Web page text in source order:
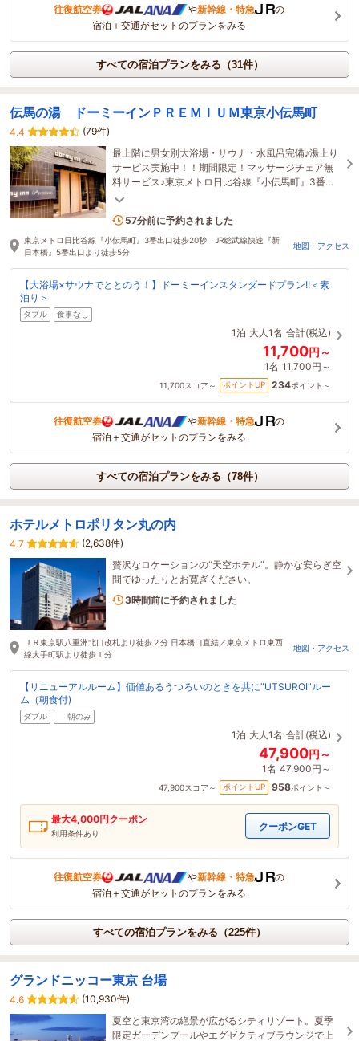
往復航空券 や新幹線・特急
の
宿泊＋交通がセットのプランをみる
すべての宿泊プランをみる（31件）
伝馬の湯 ドーミーインＰＲＥＭＩＵＭ東京小伝馬町
4.4
(79件)
最上階に男女別大浴場・サウナ・水風呂完備♪湯上り
サービス実施中！！期間限定！マッサージチェア無
料サービス♪東京メトロ日比谷線『小伝馬町』3番出
口より徒歩約20秒
5名がこの宿を見ています
57分前に予約されました
東京メトロ日比谷線『小伝馬町』3番出口徒歩20秒 JR総武線快速『新
日本橋』5番出口より徒歩5分
地図・アクセス
【大浴場×サウナでととのう！】ドーミーインスタンダードプラン!!＜素
泊り＞
ダブル 食事なし
1泊 大人1名 合計(税込)
11,700円～
1名 11,700円～
11,700スコア～ ポイントUP 234ポイント～
往復航空券 や新幹線・特急
の
宿泊＋交通がセットのプランをみる
すべての宿泊プランをみる（78件）
ホテルメトロポリタン丸の内
4.7
(2,638件)
贅沢なロケーションの“天空ホテル”。静かな安らぎ空
間でゆったりとお寛ぎください。
3名がこの宿を見ています
ＪＲ東京駅八重洲北口改札より徒歩２分 日本橋口直結／東京メトロ東西
線大手町駅より徒歩１分
地図・アクセス
【リニューアルルーム】価値あるうつろいのときを共に”UTSUROI”ルー
ム（朝食付)
ダブル 朝のみ
1泊 大人1名 合計(税込)
47,900円～
1名 47,900円～
47,900スコア～ ポイントUP 958ポイント～
最大4,000円クーポン
利用条件あり
クーポンGET
往復航空券 や新幹線・特急
の
宿泊＋交通がセットのプランをみる
すべての宿泊プランをみる（225件）
グランドニッコー東京 台場
4.6
(10,930件)
夏空と東京湾の絶景が広がるシティリゾート。夏季
限定ガーデンプールやエグゼクティブラウンジで上